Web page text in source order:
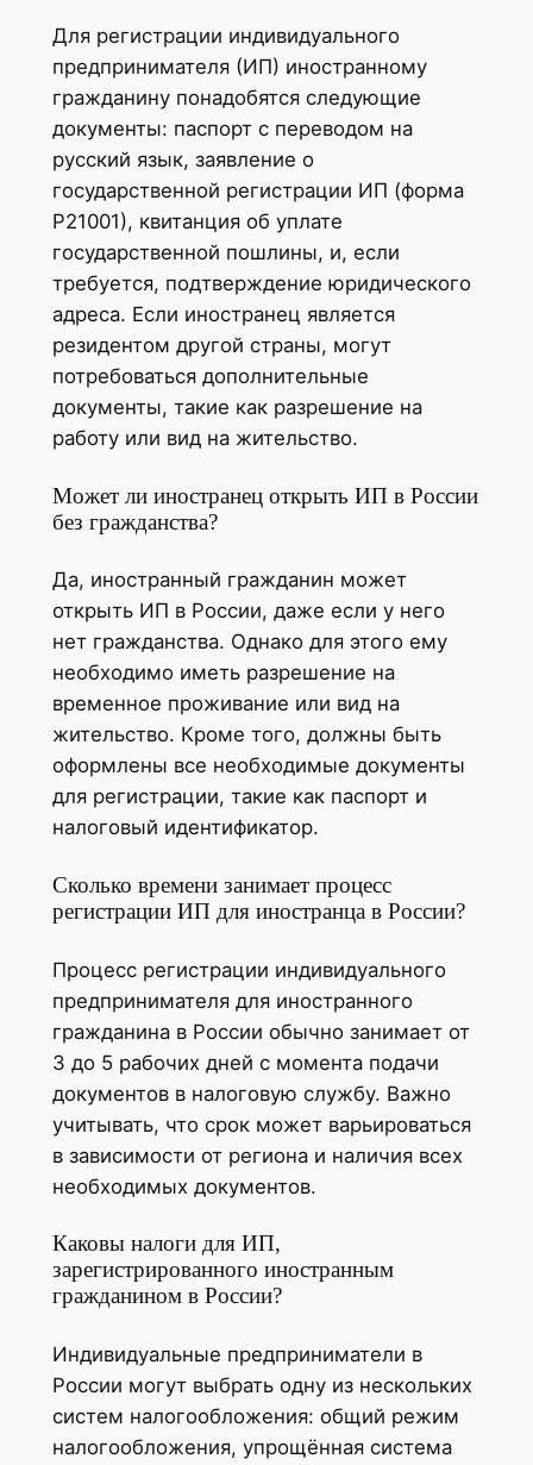
Для регистрации индивидуального
предпринимателя (ИП) иностранному
гражданину понадобятся следующие
документы: паспорт с переводом на
русский язык, заявление о
государственной регистрации ИП (форма
Р21001), квитанция об уплате
государственной пошлины, и, если
требуется, подтверждение юридического
адреса. Если иностранец является
резидентом другой страны, могут
потребоваться дополнительные
документы, такие как разрешение на
работу или вид на жительство.
Может ли иностранец открыть ИП в России
без гражданства?
Да, иностранный гражданин может
открыть ИП в России, даже если у него
нет гражданства. Однако для этого ему
необходимо иметь разрешение на
временное проживание или вид на
жительство. Кроме того, должны быть
оформлены все необходимые документы
для регистрации, такие как паспорт и
налоговый идентификатор.
Сколько времени занимает процесс
регистрации ИП для иностранца в России?
Процесс регистрации индивидуального
предпринимателя для иностранного
гражданина в России обычно занимает от
3 до 5 рабочих дней с момента подачи
документов в налоговую службу. Важно
учитывать, что срок может варьироваться
в зависимости от региона и наличия всех
необходимых документов.
Каковы налоги для ИП,
зарегистрированного иностранным
гражданином в России?
Индивидуальные предприниматели в
России могут выбрать одну из нескольких
систем налогообложения: общий режим
налогообложения, упрощённая система